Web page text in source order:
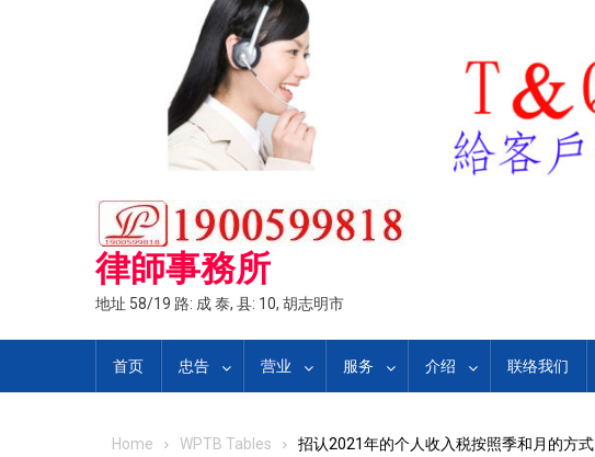
律師事務所
地址 58/19 路: 成 泰, 县: 10, 胡志明市
首页 忠告 营业 服务 介绍 联络我们
Home WPTB Tables 招认2021年的个人收入税按照季和月的方式